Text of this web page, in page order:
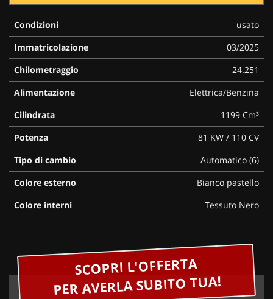
Condizioni
usato
Immatricolazione
03/2025
Chilometraggio
24.251
Alimentazione
Elettrica/Benzina
Cilindrata
1199 Cm³
Potenza
81 KW / 110 CV
Tipo di cambio
Automatico (6)
Colore esterno
Bianco pastello
Colore interni
Tessuto Nero
SCOPRI L'OFFERTA
PER AVERLA SUBITO TUA!